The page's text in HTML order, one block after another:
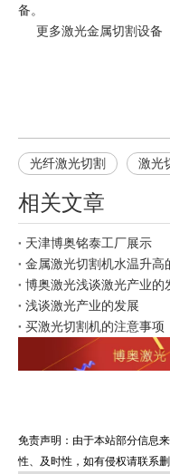
备。
更多激光金属切割 设备
光纤激光切割 激光
相关文章
天津博奥铭泰工厂展示
博奥激光浅谈激光产业的
浅谈激光产业的发展
买激光切割机的注意事项
免责声明：由于本站部分信息
性、及时性，如有侵权请联系